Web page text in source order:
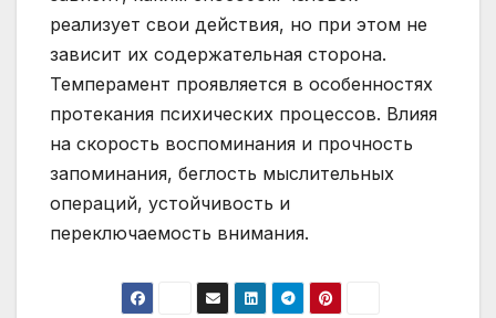
реализует свои действия, но при этом не
зависит их содержательная сторона.
Темперамент проявляется в особенностях
протекания психических процессов. Влияя
на скорость воспоминания и прочность
запоминания, беглость мыслительных
операций, устойчивость и
переключаемость внимания.